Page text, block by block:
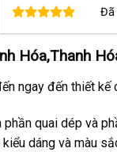
Đã
Hóa,Thanh
ngay đến thiết kế
quai dép và
dáng và màu